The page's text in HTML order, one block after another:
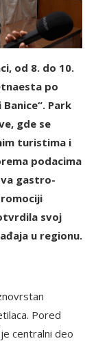
od 8. do 10.
po
Park
gde se
turistima i
podacima
gastro-
svoj
u regionu.
Pored
centralni deo